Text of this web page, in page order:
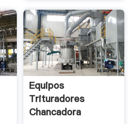
Equipos
Trituradores
Chancadora